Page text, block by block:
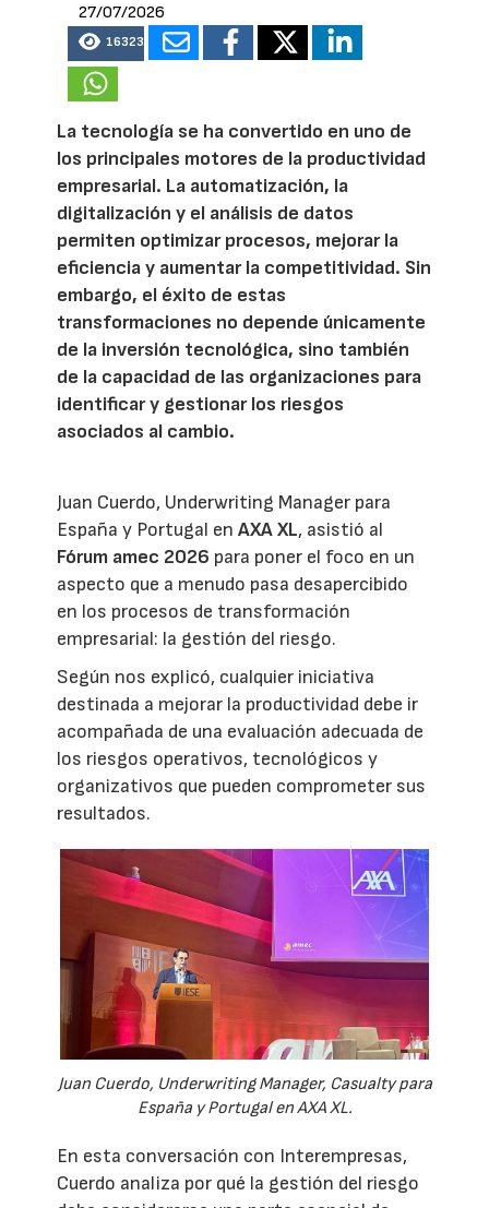
27/07/2026
16323
La tecnología se ha convertido en uno de
los principales motores de la productividad
empresarial. La automatización, la
digitalización y el análisis de datos
permiten optimizar procesos, mejorar la
eficiencia y aumentar la competitividad. Sin
embargo, el éxito de estas
transformaciones no depende únicamente
de la inversión tecnológica, sino también
de la capacidad de las organizaciones para
identificar y gestionar los riesgos
asociados al cambio.
Juan Cuerdo, Underwriting Manager para
España y Portugal enAXA XL, asistió al
Fórum amec 2026 para poner el foco en un
aspecto que a menudo pasa desapercibido
en los procesos de transformación
empresarial: la gestión del riesgo.
Según nos explicó, cualquier iniciativa
destinada a mejorar la productividad debe ir
acompañada de una evaluación adecuada de
los riesgos operativos, tecnológicos y
organizativos que pueden comprometer sus
resultados.
Juan Cuerdo, Underwriting Manager, Casualty para
España y Portugal en AXA XL.
En esta conversación con Interempresas,
Cuerdo analiza por qué la gestión del riesgo